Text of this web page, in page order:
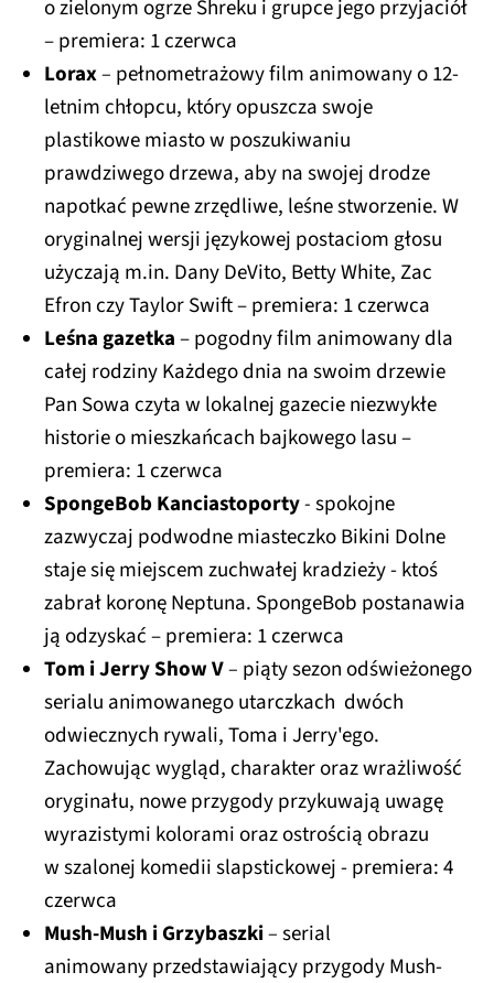
o zielonym ogrze Shreku i grupce jego przyjaciół
– premiera: 1 czerwca
Lorax– pełnometrażowy film animowany o12-
letnim chłopcu, który opuszcza swoje
plastikowe miasto w poszukiwaniu
prawdziwego drzewa, aby na swojej drodze
napotkać pewne zrzędliwe, leśne stworzenie. W
oryginalnej wersji językowej postaciom głosu
użyczają m.in. Dany DeVito, Betty White, Zac
Efron czy Taylor Swift – premiera: 1 czerwca
Leśna gazetka– pogodny film animowany dla
całej rodziny Każdego dnia na swoim drzewie
Pan Sowa czyta w lokalnej gazecie niezwykłe
historie o mieszkańcach bajkowego lasu –
premiera: 1 czerwca
SpongeBob Kanciastoporty-spokojne
zazwyczaj podwodne miasteczko Bikini Dolne
staje się miejscem zuchwałej kradzieży - ktoś
zabrał koronę Neptuna. SpongeBob postanawia
ją odzyskać – premiera: 1 czerwca
Tom i Jerry Show V– piąty sezon odświeżonego
serialu animowanego utarczkach dwóch
odwiecznych rywali, Toma i Jerry'ego.
Zachowując wygląd, charakter oraz wrażliwość
oryginału, nowe przygody przykuwają uwagę
wyrazistymi kolorami oraz ostrością obrazu
w szalonej komedii slapstickowej - premiera: 4
czerwca
Mush-Mush i Grzybaszki–serial
animowanyprzedstawiający przygodyMush-